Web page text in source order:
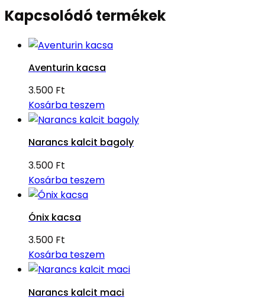
Kapcsolódó termékek
Aventurin kacsa
3.500 Ft
Kosárba teszem
Narancs kalcit bagoly
3.500 Ft
Kosárba teszem
Ónix kacsa
3.500 Ft
Kosárba teszem
Narancs kalcit maci